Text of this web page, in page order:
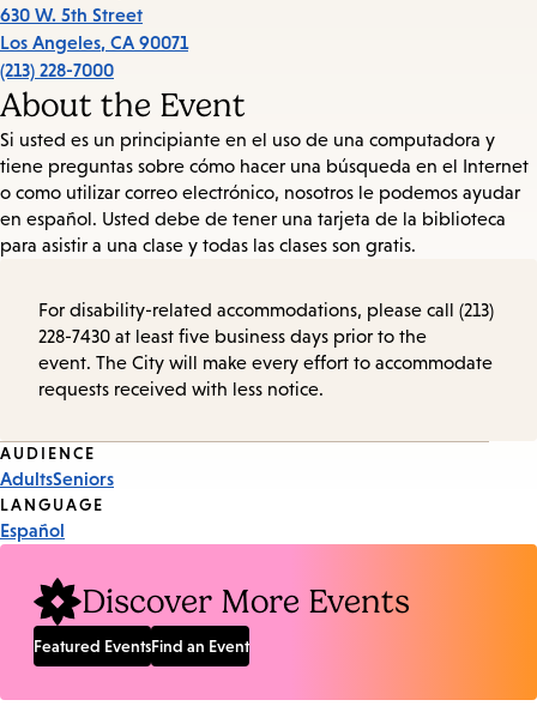
630 W. 5th Street
Los Angeles, CA 90071
(213) 228-7000
About the Event
Si usted es un principiante en el uso de una computadora y
tiene preguntas sobre cómo hacer una búsqueda en el Internet
o como utilizar correo electrónico, nosotros le podemos ayudar
en español. Usted debe de tener una tarjeta de la biblioteca
para asistir a una clase y todas las clases son gratis.
For disability-related accommodations, please call (213)
228-7430 at least five business days prior to the
event. The City will make every effort to accommodate
requests received with less notice.
Event
Tags
AUDIENCE
AdultsSeniors
LANGUAGE
Español
Discover More Events
Featured EventsFind an Event